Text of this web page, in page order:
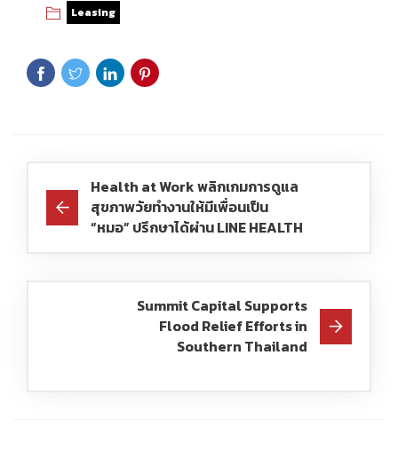
Leasing
Health at Work พลิกเกมการดูแล
สุขภาพวัยทำงานให้มีเพื่อนเป็น
“หมอ” ปรึกษาได้ผ่าน LINE HEALTH
Summit Capital Supports
Flood Relief Efforts in
Southern Thailand